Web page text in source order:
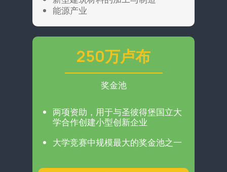
能源产业
两项资助，用于与圣彼得堡国立大
学合作创建小型创新企业
大学竞赛中规模最大的奖金池之一
250万卢布
奖金池